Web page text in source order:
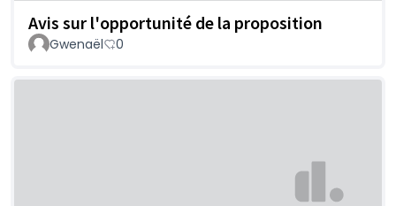
Avis sur l'opportunité de la proposition
Gwenaël 0